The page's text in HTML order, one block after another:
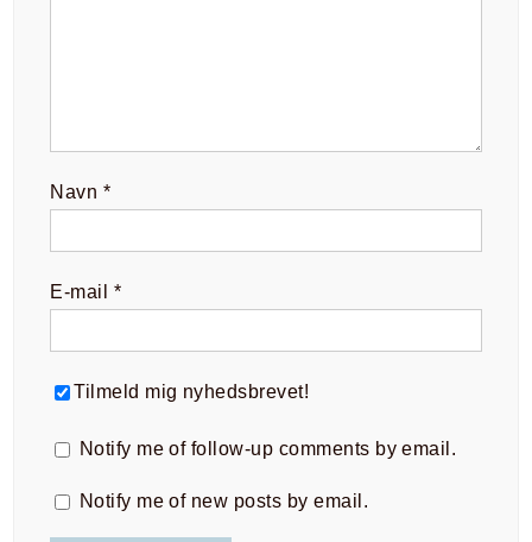
Navn *
E-mail *
Tilmeld mig nyhedsbrevet!
Notify me of follow-up comments by email.
Notify me of new posts by email.